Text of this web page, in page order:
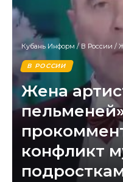
Кубань Информ /В России /
В РОССИИ
Жена
конфликт